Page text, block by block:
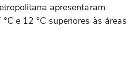
apresentaram
e 12 °C superiores às áreas